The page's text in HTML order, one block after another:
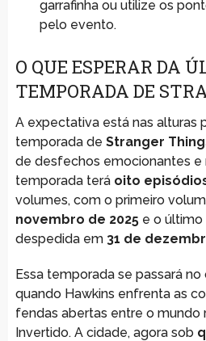
garrafinha ou utilize os
pelo evento.
O QUE ESPERAR DA
TEMPORADA DE
A expectativa está nas alturas
temporada de Stranger
de desfechos emocionantes e
temporada terá oito
volumes, com o primeiro
novembro de 2025e o último
despedida em 31 de
Essa temporada se passará no
quando Hawkins enfrenta as
fendas abertas entre o mundo
Invertido. A cidade, agora sob